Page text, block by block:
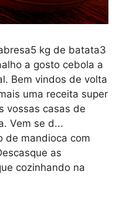
kg de batata3
a gosto cebola a
Bem vindos de volta
uma receita super
vossas casas de
Vem se d...
de mandioca com
as
cozinhando na